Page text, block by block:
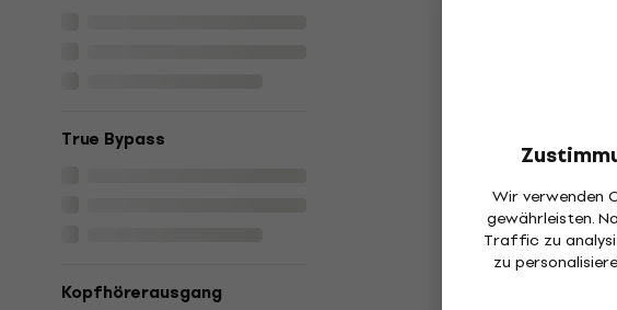
Wir verwenden
gewährleisten.
Traffic zu
zu
True Bypass
Kopfhörerausgang